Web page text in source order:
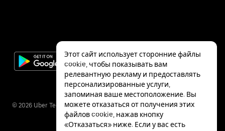
© 2026 Uber Technologies Inc.
Этот сайт использует сторонние файлы
cookie, чтобы показывать вам
релевантную рекламу и предоставлять
персонализированные услуги,
запоминая ваше местоположение. Вы
можете отказаться от получения этих
файлов cookie, нажав кнопку
«Отказаться» ниже. Если у вас есть